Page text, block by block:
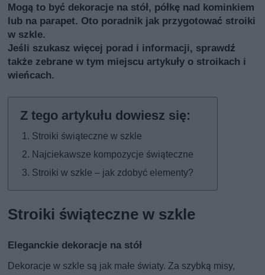
Mogą to być dekoracje na stół, półkę nad kominkiem
lub na parapet. Oto poradnik jak przygotować stroiki
w szkle.
Jeśli szukasz więcej porad i informacji, sprawdź
także zebrane w tym miejscu artykuły o stroikach i
wieńcach.
Stroiki świąteczne w szkle
Najciekawsze kompozycje świąteczne
Stroiki w szkle – jak zdobyć elementy?
Stroiki świąteczne w szkle
Eleganckie dekoracje na stół
Dekoracje w szkle są jak małe światy. Za szybką misy,